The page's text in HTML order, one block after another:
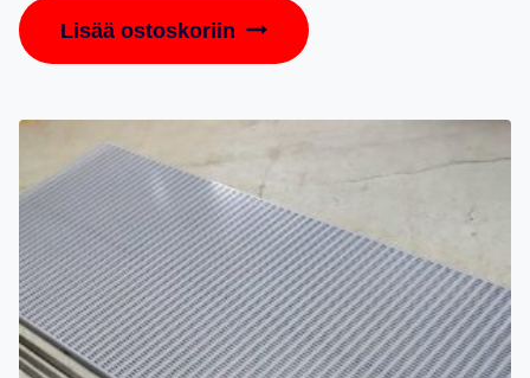
Lisää ostoskoriin